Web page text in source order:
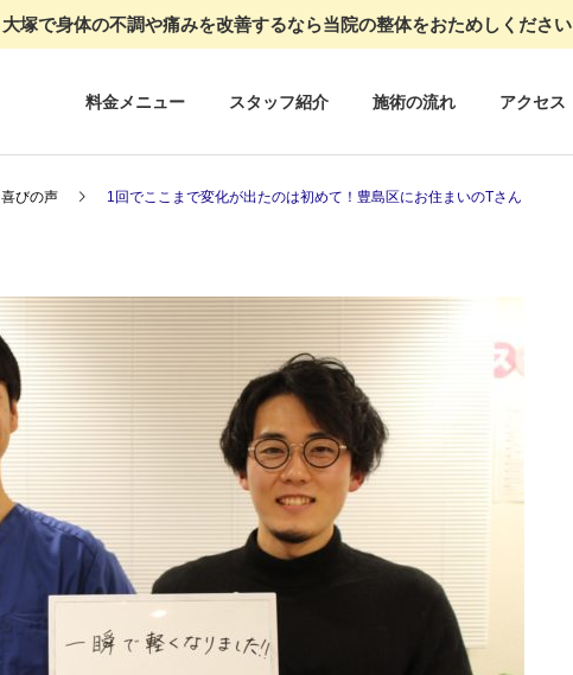
大塚で身体の不調や痛みを改善するなら当院の整体をおためしください
料金メニュー スタッフ紹介 施術の流れ アクセス
喜びの声 1回でここまで変化が出たのは初めて！豊島区にお住まいのTさん